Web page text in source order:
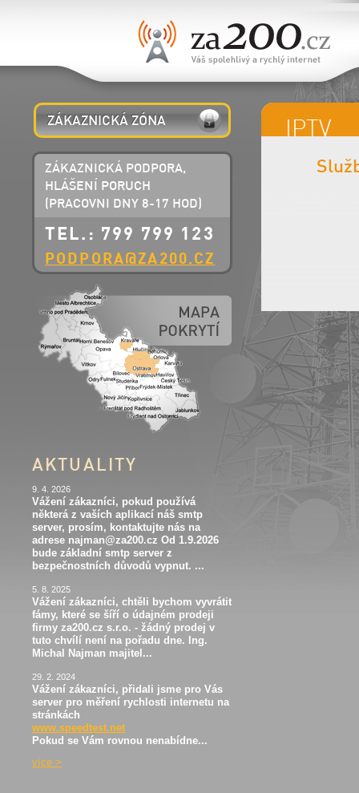
ZÁKAZNICKÁ ZÓNA
ZÁKAZNICKÁ PODPORA,
HLÁŠENÍ PORUCH
(PRACOVNI DNY 8-17 HOD)
TEL.: 799 799 123
PODPORA@ZA200.CZ
AKTUALITY
9. 4. 2026
Vážení zákazníci, pokud používá
některá z vaších aplikací náš smtp
server, prosím, kontaktujte nás na
adrese najman@za200.cz Od 1.9.2026
bude základní smtp server z
bezpečnostních důvodů vypnut. ...
5. 8. 2025
Vážení zákazníci, chtěli bychom vyvrátit
fámy, které se šíří o údajném prodeji
firmy za200.cz s.r.o. - žádný prodej v
tuto chvílí není na pořadu dne. Ing.
Michal Najman majitel...
29. 2. 2024
Vážení zákazníci, přidali jsme pro Vás
server pro měření rychlosti internetu na
stránkách
www.speedtest.net
Pokud se Vám rovnou nenabídne...
ví­ce >
IPTV